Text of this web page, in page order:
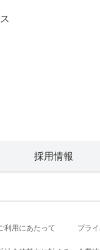
採用情報
利用にあたって プラ